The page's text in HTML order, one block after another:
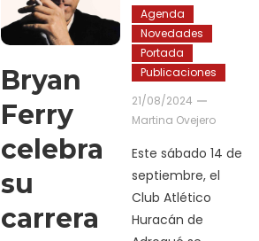
Agenda
Novedades
Portada
Publicaciones
21/08/2024
Martina Ovejero
Este sábado 14 de
septiembre, el
Club Atlético
Huracán de
Bryan
Ferry
celebra
su
carrera